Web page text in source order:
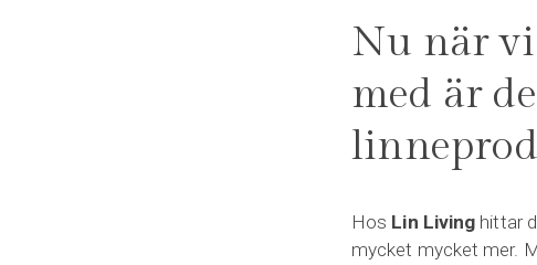
Nu när
med är
Hos Lin Living hittar
mycket mycket mer.